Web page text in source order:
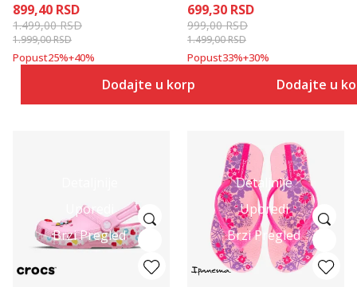
899,40 RSD
1.499,00RSD
1.999,00RSD
Popust25%+40%
Dodajte u korpu
699,30 RSD
999,00RSD
1.499,00RSD
Popust33%+30%
Dodajte u
Uporedi
Brzi Pregled
Detaljnije
Uporedi
Brzi Pregled